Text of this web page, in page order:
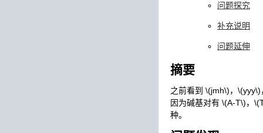
问题探究
补充说明
问题延伸
摘要
之前看到 \(jmh\)， \(yyy\)
因为碱基对有 \(A-T\)，
种。